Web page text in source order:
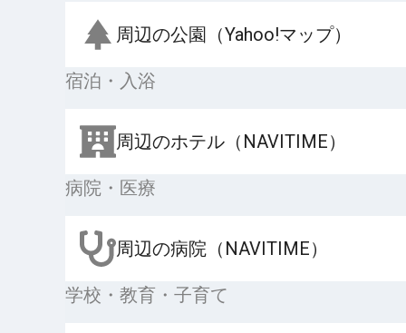
周辺の公園（Yahoo!マップ）
宿泊・入浴
周辺のホテル（NAVITIME）
病院・医療
周辺の病院（NAVITIME）
学校・教育・子育て